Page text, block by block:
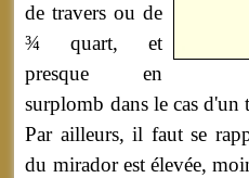
de travers ou de
¾ quart, et
presque en
surplomb dans le cas
Par ailleurs, il faut se
du mirador est élevée,